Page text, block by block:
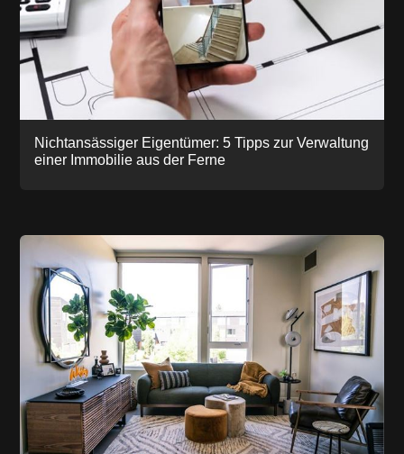
Nichtansässiger Eigentümer: 5 Tipps zur Verwaltung
einer Immobilie aus der Ferne